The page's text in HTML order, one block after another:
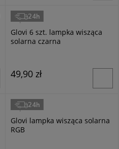
Superled
Glovi 6 szt. lampka wisząca
solarna czarna
49,90 zł
24h
Superled
Glovi lampka wisząca solarna
RGB
24h